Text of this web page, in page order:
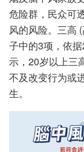
危险群，民众可
风的风险。三高
子中的3项，依
示，20岁以上三
不及改变行为或
生。